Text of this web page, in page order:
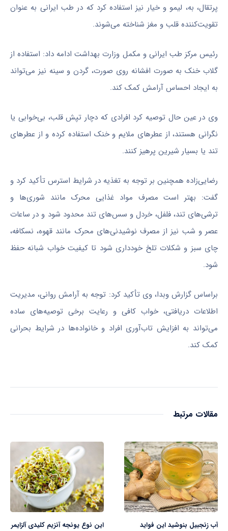
پرتقال، به، لیمو و خیار نیز استفاده کرد که در طب ایرانی به عنوان
تقویت‌کننده قلب و مغز شناخته می‌شوند.
رئیس مرکز طب ایرانی و مکمل وزارت بهداشت ادامه داد: استفاده از
گلاب خنک به صورت افشانه روی صورت، گردن و سینه نیز می‌تواند
به ایجاد احساس آرامش کمک کند.
وی در عین حال توصیه کرد افرادی که دچار تپش قلب، بی‌خوابی یا
نگرانی هستند، از عطرهای ملایم و خنک استفاده کرده و از عطرهای
تند یا بسیار شیرین پرهیز کنند.
رضایی‌زاده همچنین بر توجه به تغذیه در شرایط استرس تأکید کرد و
گفت: بهتر است مصرف مواد غذایی محرک مانند شوری‌ها و
ترشی‌های تند، فلفل، خردل و سس‌های تند محدود شود و در ساعات
عصر و شب نیز از مصرف نوشیدنی‌های محرک مانند قهوه، نسکافه،
چای سبز و شکلات تلخ خودداری شود تا کیفیت خواب شبانه حفظ
شود.
براساس گزارش وبدا، وی تأکید کرد: توجه به آرامش روانی، مدیریت
اطلاعات دریافتی، خواب کافی و رعایت برخی توصیه‌های ساده
می‌تواند به افزایش تاب‌آوری افراد و خانواده‌ها در شرایط بحرانی
کمک کند.
مقالات مرتبط
آب زنجبیل بنوشید این فواید این نوع یونجه آنزیم کلیدی آلزایمر